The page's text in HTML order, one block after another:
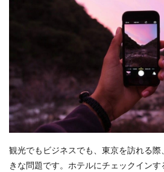
観光でもビジネスでも、東京を訪れる
きな問題です。ホテルにチェックイン